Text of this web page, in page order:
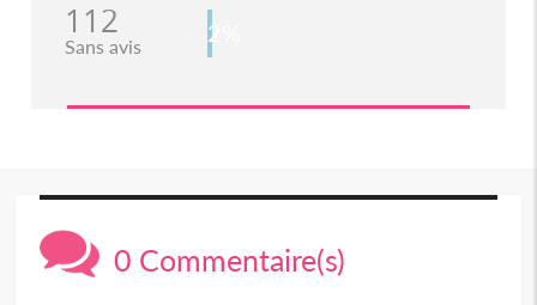
112
Sans avis 2%
0 Commentaire(s)